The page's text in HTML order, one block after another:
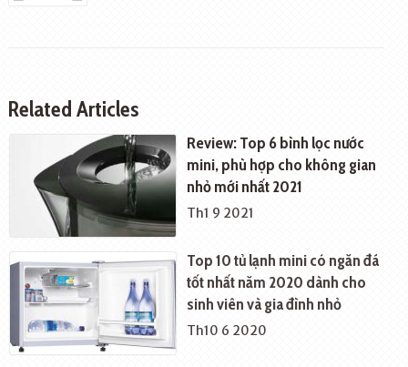
Related Articles
Review: Top 6 bình lọc nước
mini, phù hợp cho không gian
nhỏ mới nhất 2021
Th1 9 2021
Top 10 tủ lạnh mini có ngăn đá
tốt nhất năm 2020 dành cho
sinh viên và gia đình nhỏ
Th10 6 2020